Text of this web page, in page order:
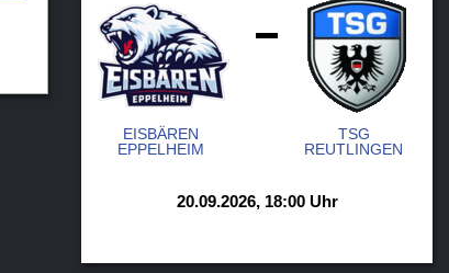
EISBÄREN
EPPELHEIM
-
TSG
REUTLINGEN
20.09.2026, 18:00 Uhr